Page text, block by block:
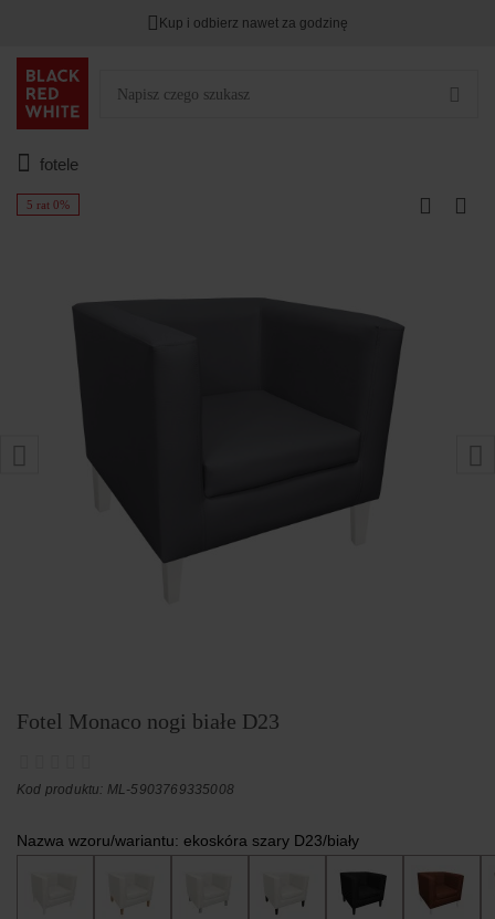
Kup i odbierz nawet za godzinę
fotele
5 rat 0%
Fotel Monaco nogi białe D23
Kod produktu: ML-5903769335008
Nazwa wzoru/wariantu: ekoskóra szary D23/biały